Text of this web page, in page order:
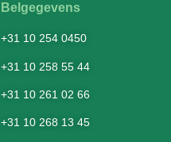
Belgegevens
+31 10 254 0450
+31 10 258 55 44
+31 10 261 02 66
+31 10 268 13 45